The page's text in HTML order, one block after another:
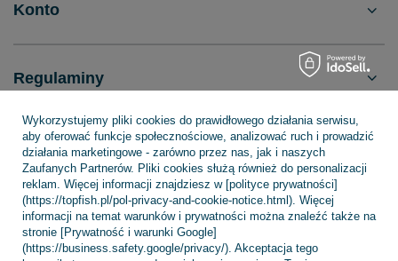
Konto
Regulaminy
INFORMACJE
POMOC
Wykorzystujemy pliki cookies do prawidłowego działania serwisu,
aby oferować funkcje społecznościowe, analizować ruch i prowadzić
działania marketingowe - zarówno przez nas, jak i naszych
Zaufanych Partnerów. Pliki cookies służą również do personalizacji
reklam. Więcej informacji znajdziesz w [polityce prywatności]
(https://topfish.pl/pol-privacy-and-cookie-notice.html). Więcej
informacji na temat warunków i prywatności można znaleźć także na
stronie [Prywatność i warunki Google]
(https://business.safety.google/privacy/). Akceptacja tego